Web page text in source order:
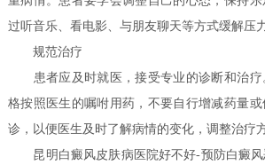
过听音乐、看电影、与朋友聊天等方式缓解压
规范治疗
患者应及时就医，接受专业的诊断和治疗
格按照医生的嘱咐用药，不要自行增减药量
诊，以便医生及时了解病情的变化，调整治疗方
昆明白癜风皮肤病医院好不好-预防白癜风